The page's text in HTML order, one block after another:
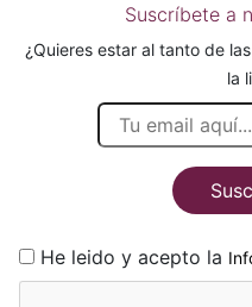
Suscríbete a
¿Quieres estar al tanto de
la
He leido y acepto la